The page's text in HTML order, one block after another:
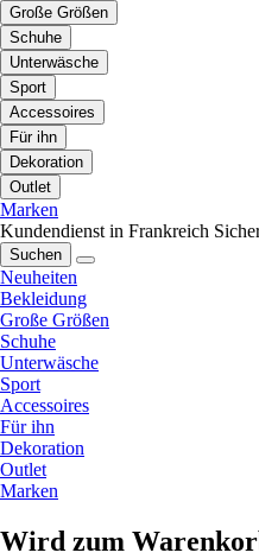
Große Größen
Schuhe
Unterwäsche
Sport
Accessoires
Für ihn
Dekoration
Outlet
Marken
Kundendienst in Frankreich
Suchen
Neuheiten
Bekleidung
Große Größen
Schuhe
Unterwäsche
Sport
Accessoires
Für ihn
Dekoration
Outlet
Marken
Wird zum